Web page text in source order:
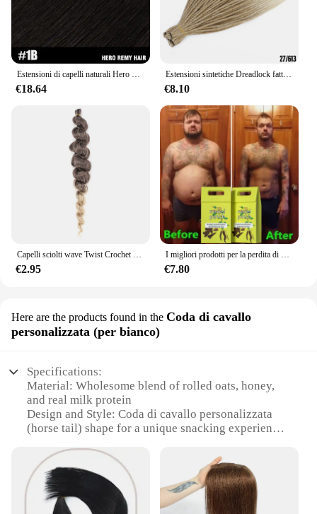
Estensioni di capelli naturali Hero Remy 100% ciocche lisce di capelli grezzi per treccine, salone DIY cheratina V luce capelli
€18.64
Estensioni sintetiche Dreadlock fatte a mano intrecciare i capelli naturali all'uncinetto per donne e uomini Afro Ombre nero marrone SEENICE
€8.10
Capelli sciolti wave Twist Crochet capelli treccia sintetica naturale riccioli Ombre intrecciare i capelli estensioni dei capelli
€2.95
I migliori prodotti per la perdita di peso per donne e uomini Bruciagrassi naturale al 100% Riducono l'obesità Bellezza Salute Dimagrimento rapido Perdere peso
€7.80
Here are the products found in the Coda di cavallo
personalizzata (per bianco)
Specifications:
Material: Wholesome blend of rolled oats, honey,
and real milk protein
Design and Style: Coda di cavallo personalizzata
(horse tail) shape for a unique snacking experience
support muscle recovery and growth
Usage and Purpose: Ideal for on-the-go energy and
a healthy snack option
Typical Adaptive Scenario: Perfect for athletes,